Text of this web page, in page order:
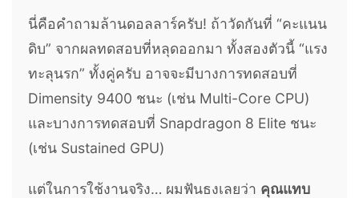
นี่คือคำถามล้านดอลลาร์ครับ! ถ้าวัดกันที่ “คะแนน
ดิบ” จากผลทดสอบที่หลุดออกมา ทั้งสองตัวนี้ “แรง
ทะลุนรก” ทั้งคู่ครับ อาจจะมีบางการทดสอบที่
Dimensity 9400 ชนะ (เช่น Multi-Core CPU)
และบางการทดสอบที่ Snapdragon 8 Elite ชนะ
(เช่น Sustained GPU)
แต่ในการใช้งานจริง… ผมฟันธงเลยว่า คุณแทบ